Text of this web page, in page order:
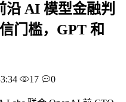
沿 AI 模型金融判
门槛，GPT 和
17 0